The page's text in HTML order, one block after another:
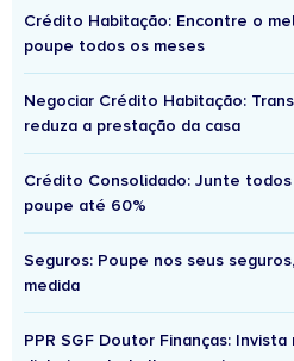
Crédito Habitação: Encontre o
poupe todos os meses
Negociar Crédito Habitação:
reduza a prestação da casa
Crédito Consolidado: Junte
poupe até 60%
Seguros: Poupe nos seus
medida
PPR SGF Doutor Finanças: